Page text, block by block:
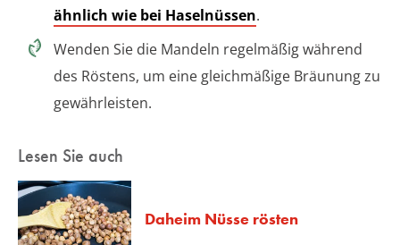
ähnlich wie bei Haselnüssen.
Wenden Sie die Mandeln regelmäßig während
des Röstens, um eine gleichmäßige Bräunung zu
gewährleisten.
Lesen Sie auch
Daheim Nüsse rösten